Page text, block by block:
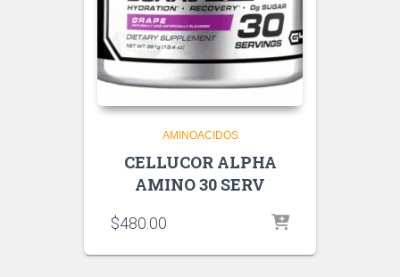
AMINOACIDOS
CELLUCOR ALPHA
AMINO 30 SERV
$480.00